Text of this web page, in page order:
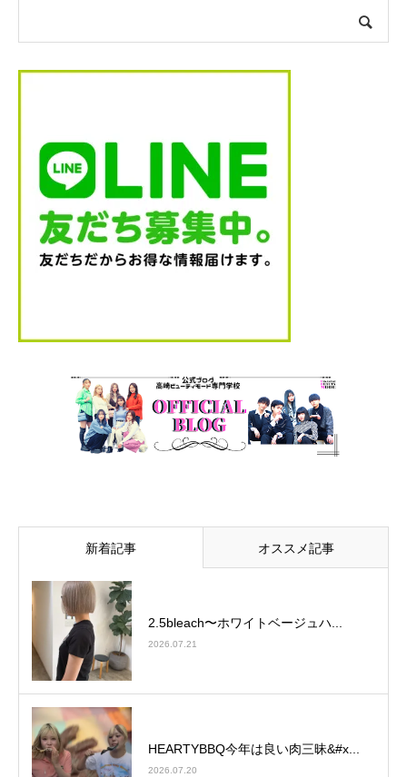
新着記事 オススメ記事
2.5bleach〜ホワイトベージュ⁡ハ...
2026.07.21
HEARTYBBQ今年は良い肉三昧&#x...
2026.07.20